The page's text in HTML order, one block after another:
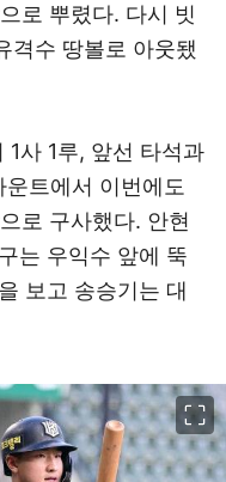
로 뿌렸다. 다시 빗
격수 땅볼로 아웃됐
사 1루, 앞선 타석과
트에서 이번에도
로 구사했다. 안현
는 우익수 앞에 뚝
보고 송승기는 대